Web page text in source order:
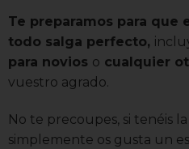
Te preparamos para que
todo salga perfecto,
para novios o cualquier
vuestro agrado.
No te precoupes, si tenéis
simplemente os gusta un